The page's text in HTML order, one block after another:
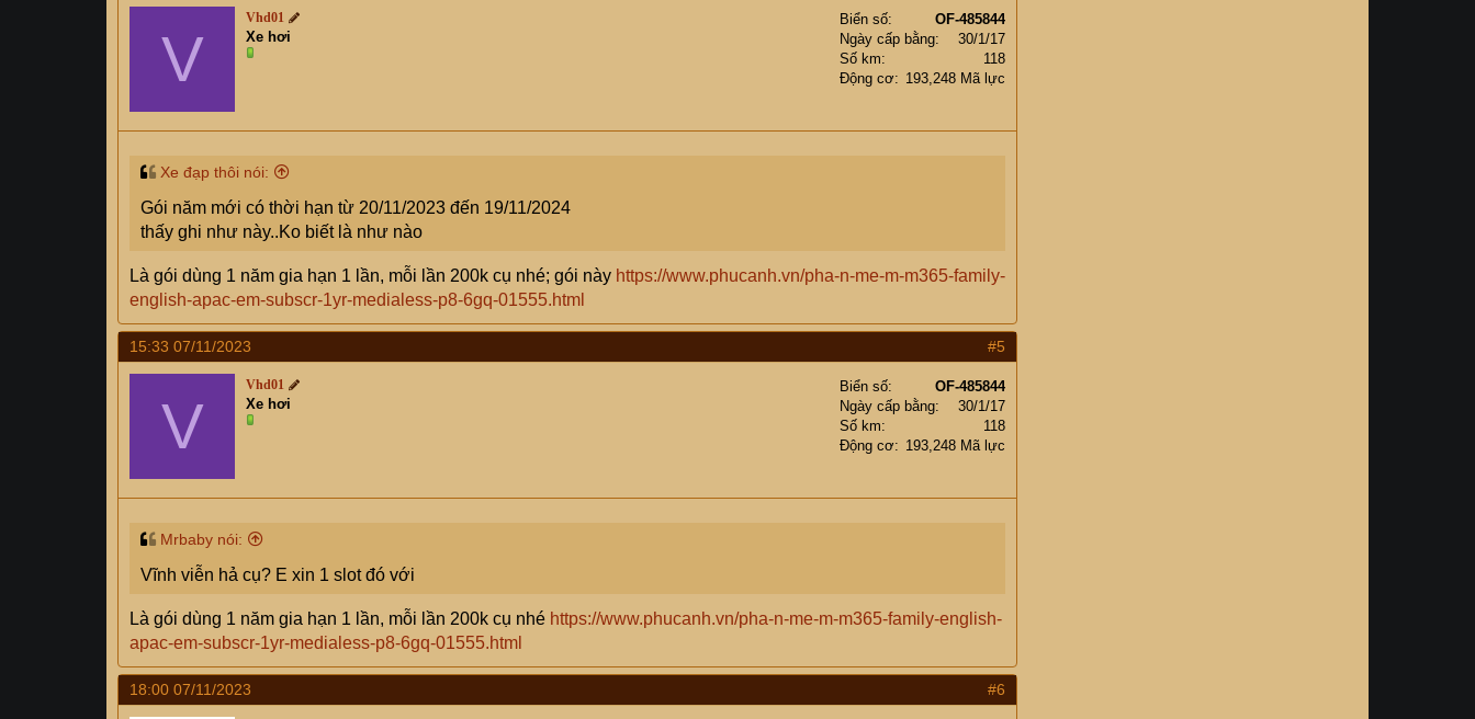
V
Vhd01
Xe hơi
Biển số
OF-485844
Ngày cấp bằng
30/1/17
Số km
118
Động cơ
193,248 Mã lực
Xe đạp thôi nói:
Gói năm mới có thời hạn từ 20/11/2023 đến 19/11/2024
thấy ghi như này..Ko biết là như nào
Là gói dùng 1 năm gia hạn 1 lần, mỗi lần 200k cụ nhé; gói này https://www.phucanh.vn/pha-n-me-m-m365-family-
english-apac-em-subscr-1yr-medialess-p8-6gq-01555.html
15:33 07/11/2023 #5
V
Vhd01
Xe hơi
Biển số
OF-485844
Ngày cấp bằng
30/1/17
Số km
118
Động cơ
193,248 Mã lực
Mrbaby nói:
Vĩnh viễn hả cụ? E xin 1 slot đó với
Là gói dùng 1 năm gia hạn 1 lần, mỗi lần 200k cụ nhé https://www.phucanh.vn/pha-n-me-m-m365-family-english-
apac-em-subscr-1yr-medialess-p8-6gq-01555.html
18:00 07/11/2023 #6